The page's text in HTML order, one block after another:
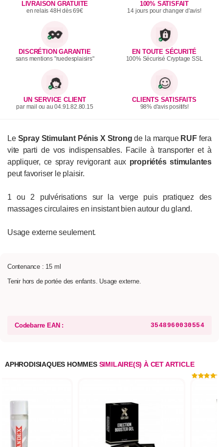
LIVRAISON GRATUITE
en relais 48H dès 69€
100% SATISFAIT
14 jours pour changer d'avis!
DISCRÉTION GARANTIE
sans mentions "ruedesplaisirs"
EN TOUTE SÉCURITÉ
100% Sécurisé Cryptage SSL
UN SERVICE CLIENT
par mail ou au 04.91.82.80.15
CLIENTS SATISFAITS
98% d'avis positifs!
Le Spray Stimulant Pénis X Strong de la marque RUF fera
vite parti de vos indispensables. Facile à transporter et à
appliquer, ce spray revigorant aux propriétés stimulantes
peut favoriser le plaisir.
1 ou 2 pulvérisations sur la verge puis pratiquez des
massages circulaires en insistant bien autour du gland.
Usage externe seulement.
Contenance : 15 ml
Tenir hors de portée des enfants. Usage externe.
Codebarre EAN : 3548960030554
APHRODISIAQUES HOMMESSIMILAIRE(S) À CET ARTICLE